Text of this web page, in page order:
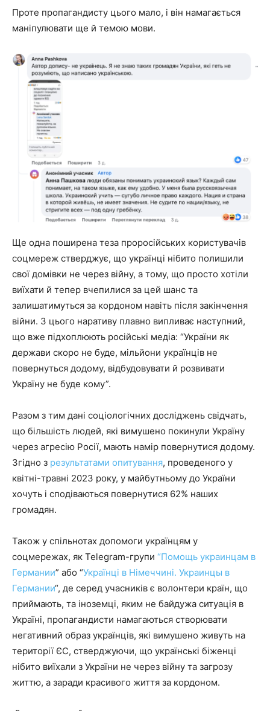
Проте пропагандисту цього мало, і він намагається
маніпулювати ще й темою мови.
Ще одна поширена теза проросійських користувачів
соцмереж стверджує, що українці нібито полишили
свої домівки не через війну, а тому, що просто хотіли
виїхати й тепер вчепилися за цей шанс та
залишатимуться за кордоном навіть після закінчення
війни. З цього наративу плавно випливає наступний,
що вже підхоплюють російські медіа: “України як
держави скоро не буде, мільйони українців не
повернуться додому, відбудовувати й розвивати
Україну не буде кому”.
Разом з тим дані соціологічних досліджень свідчать,
що більшість людей, які вимушено покинули Україну
через агресію Росії, мають намір повернутися додому.
Згідно з результатами опитування, проведеного у
квітні-травні 2023 року, у майбутньому до України
хочуть і сподіваються повернутися 62% наших
громадян.
Також у спільнотах допомоги українцям у
соцмережах, як Telegram-групи “Помощь украинцам в
Германии” або “Українці в Німеччині. Украинцы в
Германии“, де серед учасників є волонтери країн, що
приймають, та іноземці, яким не байдужа ситуація в
Україні, пропагандисти намагаються створювати
негативний образ українців, які вимушено живуть на
території ЄС, стверджуючи, що українські біженці
нібито виїхали з України не через війну та загрозу
життю, а заради красивого життя за кордоном.